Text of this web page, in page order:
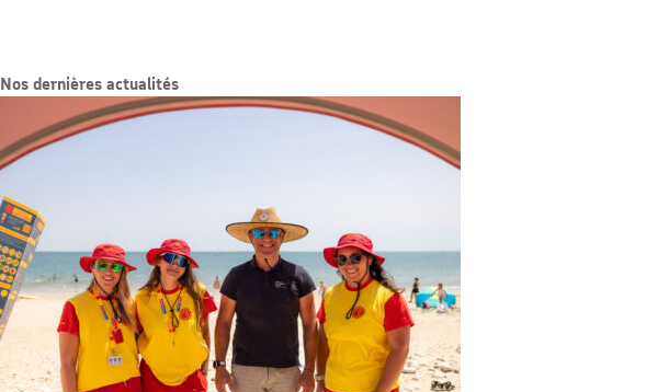
Nos dernières actualités